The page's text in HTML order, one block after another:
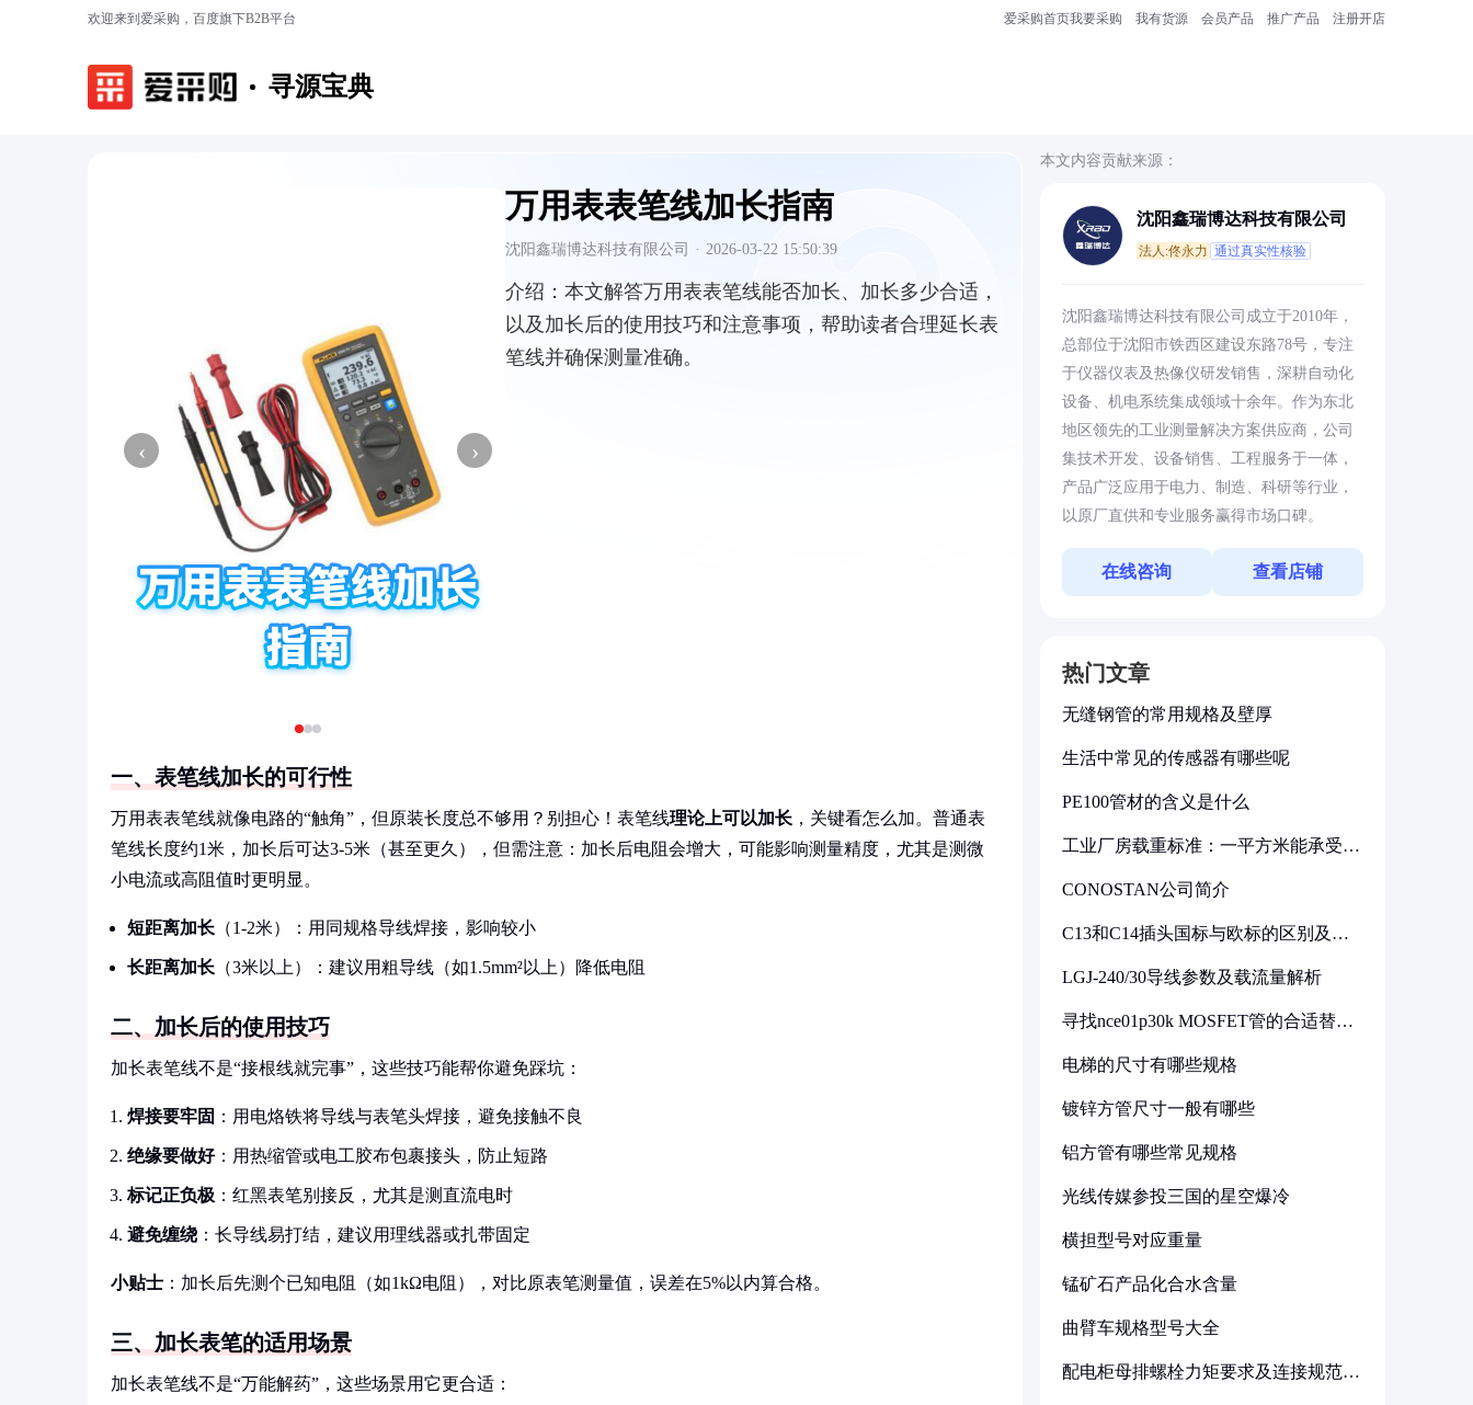
欢迎来到爱采购，百度旗下B2B平台 爱采购首页我要采购 我有货源 会员产品 推广产品 注册开店
寻源宝典
‹ ›
万用表表笔线加长指南
沈阳鑫瑞博达科技有限公司 · 2026-03-22 15:50:39
介绍： 本文解答万用表表笔线能否加长、加长多少合适，
以及加长后的使用技巧和注意事项，帮助读者合理延长表
笔线并确保测量准确。
一、表笔线加长的可行性
万用表表笔线就像电路的“触角”，但原装长度总不够用？别担心！表笔线理论上可以加长 ，关键看怎么加。普通表
笔线长度约1米，加长后可达3-5米（甚至更久），但需注意：加长后电阻会增大，可能影响测量精度，尤其是测微
小电流或高阻值时更明显。
短距离加长 （1-2米）：用同规格导线焊接，影响较小
长距离加长 （3米以上）：建议用粗导线（如1.5mm²以上）降低电阻
二、加长后的使用技巧
加长表笔线不是“接根线就完事”，这些技巧能帮你避免踩坑：
焊接要牢固 ：用电烙铁将导线与表笔头焊接，避免接触不良
绝缘要做好：用热缩管或电工胶布包裹接头，防止短路
标记正负极 ：红黑表笔别接反，尤其是测直流电时
避免缠绕 ：长导线易打结，建议用理线器或扎带固定
小贴士 ：加长后先测个已知电阻（如1kΩ电阻），对比原表笔测量值，误差在5%以内算合格。
三、加长表笔的适用场景
加长表笔线不是“万能解药”，这些场景用它更合适：
本文内容贡献来源：
沈阳鑫瑞博达科技有限公司
法人:佟永力 通过真实性核验
沈阳鑫瑞博达科技有限公司成立于2010年，
总部位于沈阳市铁西区建设东路78号，专注
于仪器仪表及热像仪研发销售，深耕自动化
设备、机电系统集成领域十余年。作为东北
地区领先的工业测量解决方案供应商，公司
集技术开发、设备销售、工程服务于一体，
产品广泛应用于电力、制造、科研等行业，
以原厂直供和专业服务赢得市场口碑。
在线咨询 查看店铺
热门文章
无缝钢管的常用规格及壁厚
生活中常见的传感器有哪些呢
PE100管材的含义是什么
工业厂房载重标准：一平方米能承受多
CONOSTAN公司简介
C13和C14插头国标与欧标的区别及其
LGJ-240/30导线参数及载流量解析
寻找nce01p30k MOSFET管的合适替代
电梯的尺寸有哪些规格
镀锌方管尺寸一般有哪些
铝方管有哪些常见规格
光线传媒参投三国的星空爆冷
横担型号对应重量
锰矿石产品化合水含量
曲臂车规格型号大全
配电柜母排螺栓力矩要求及连接规范详